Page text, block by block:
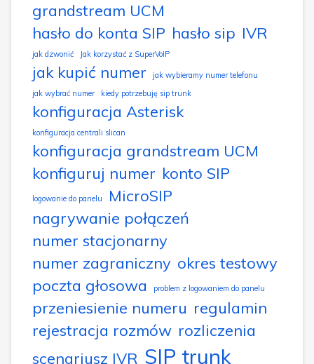
grandstream UCM
hasło do konta SIP hasło sip IVR
jak dzwonić Jak korzystać z SuperVoIP
jak kupić numer
jak wybieramy numer telefonu
jak wybrać numer
kiedy potrzebuję sip trunk
konfiguracja Asterisk
konfiguracja centrali slican
konfiguracja grandstream UCM
konfiguruj numer konto SIP
logowanie do panelu
MicroSIP
nagrywanie połączeń
numer stacjonarny
numer zagraniczny okres testowy
poczta głosowa
problem z logowaniem do panelu
przeniesienie numeru regulamin
rejestracja rozmów rozliczenia
scenariusz IVR SIP trunk